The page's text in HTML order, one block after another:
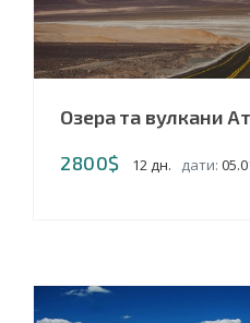
Озера та вулкани
2800$
12 дн. дати: